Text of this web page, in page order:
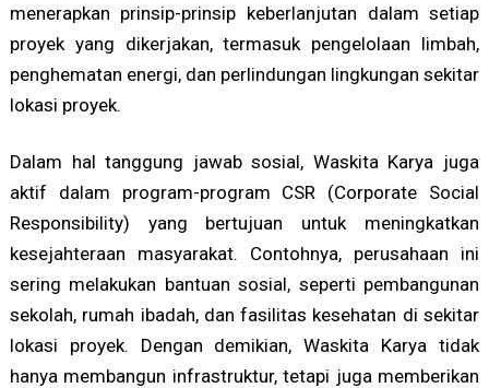
menerapkan prinsip-prinsip keberlanjutan dalam setiap
proyek yang dikerjakan, termasuk pengelolaan limbah,
penghematan energi, dan perlindungan lingkungan sekitar
lokasi proyek.
Dalam hal tanggung jawab sosial, Waskita Karya juga
aktif dalam program-program CSR (Corporate Social
Responsibility) yang bertujuan untuk meningkatkan
kesejahteraan masyarakat. Contohnya, perusahaan ini
sering melakukan bantuan sosial, seperti pembangunan
sekolah, rumah ibadah, dan fasilitas kesehatan di sekitar
lokasi proyek. Dengan demikian, Waskita Karya tidak
hanya membangun infrastruktur, tetapi juga memberikan